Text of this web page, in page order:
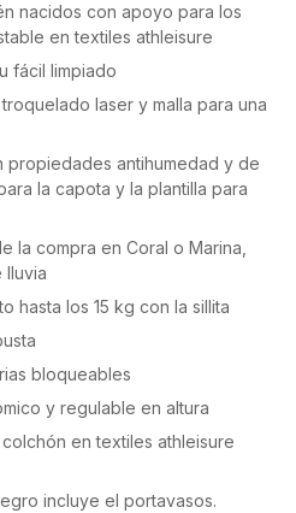
nacidos con apoyo para los
en textiles athleisure
fácil limpiado
laser y malla para una
propiedades antihumedad y de
la capota y la plantilla para
la compra en Coral o Marina,
lluvia
hasta los 15 kg con la sillita
bloqueables
y regulable en altura
en textiles athleisure
incluye el portavasos.